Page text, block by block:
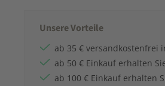
Unsere Vorteile
ab 35 € versandkostenfrei
ab 50 € Einkauf erhalten
ab 100 € Einkauf erhalten